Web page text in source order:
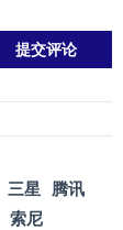
三星 腾讯
索尼